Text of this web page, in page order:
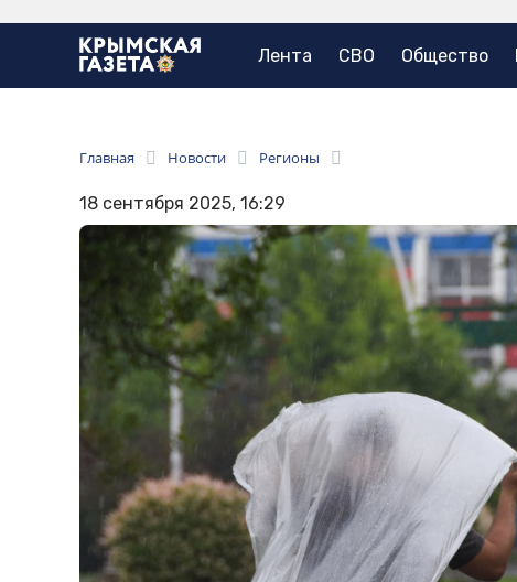
Лента СВО Общество
Главная Новости Регионы
18 сентября 2025, 16:29